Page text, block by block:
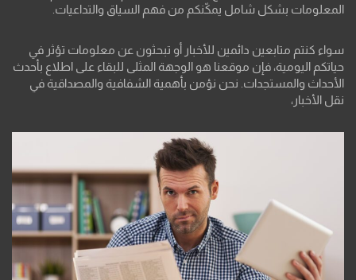
المعلومات بشكل شامل يمكّنكم من فهم السياق والتداعيات.
سواء كنتم متابعين دائمين للأخبار أو تبحثون عن معلومات تؤثر في
حياتكم اليومية، فإن موقعنا هو الوجهة المثلى للبقاء على اطلاع بأحدث
الأحداث والمستجدات. نحن نؤمن بأهمية الشفافية والمصداقية في
نقل الأخبار،